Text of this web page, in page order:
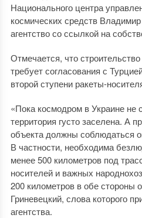
Национального центра
космических средств
агентство со ссылкой на
Отмечается, что строительство
требует согласования с
второй ступени ракеты-
«Пока космодром в Украине не
территория густо заселена. А
объекта должны соблюдаться
В частности, необходима
менее 500 километров под
носителей и важных
200 километров в обе стороны
Гриневецкий, слова которого
агентства.